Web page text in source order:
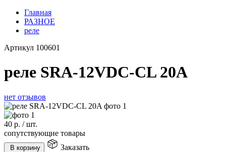
Главная
РАЗНОЕ
реле
Артикул 100601
реле SRA-12VDC-CL 20A
нет отзывов
40 р. /шт.
сопутствующие товары
В корзину
Заказать